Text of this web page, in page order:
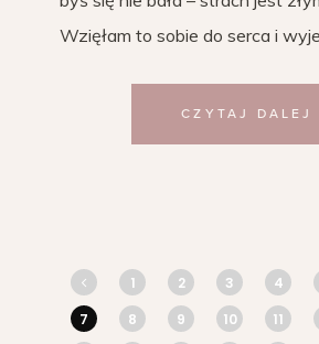
Wzięłam to sobie do serca i
CZYTAJ DALEJ
1 2 3 4
7
8 9 10 11